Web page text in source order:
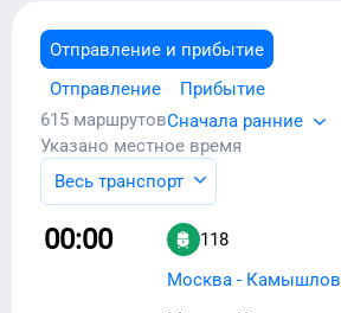
Отправление и прибытие
Отправление
Прибытие
615 маршрутовСначала ранние
Указано местное время
Весь транспорт
00:00
118
Москва - Камышлов